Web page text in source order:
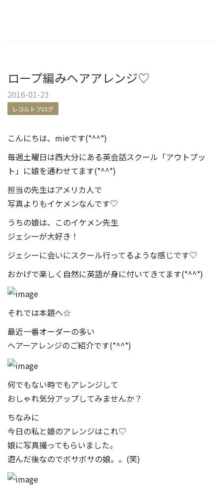
ロープ編みヘアアレンジ♡
2016-01-23
レコルトブログ
こんにちは、mieです(*^^*)
毎週土曜日は西大分にある英会話スクール「アウトプッ
ト」に娘を通わせてます(*^^*)
担当の先生はアメリカ人で
写真よりもイケメンなんです♡
うちの娘は、このイケメン先生
ジェシーが大好き！
ジェシーに会いにスクール行ってるような感じです♡
おかげで楽しく自然に英語が身に付いてきてます(*^^*)
それでは本題へ☆
最近一番オーダーの多い
ヘアーアレンジのご紹介です(*^^*)
何でもない時でもアレンジして
おしゃれ気分アップしてみませんか？
ちなみに
今日の私と娘のアレンジはこれ♡
娘に写真撮ってもらいました。
遊んだ後なのでボサボサの娘。。(笑)